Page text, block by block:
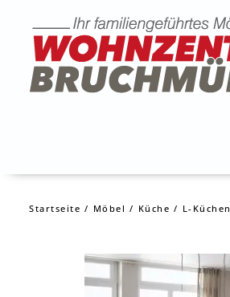
Startseite Möbel Küche L-Küchen